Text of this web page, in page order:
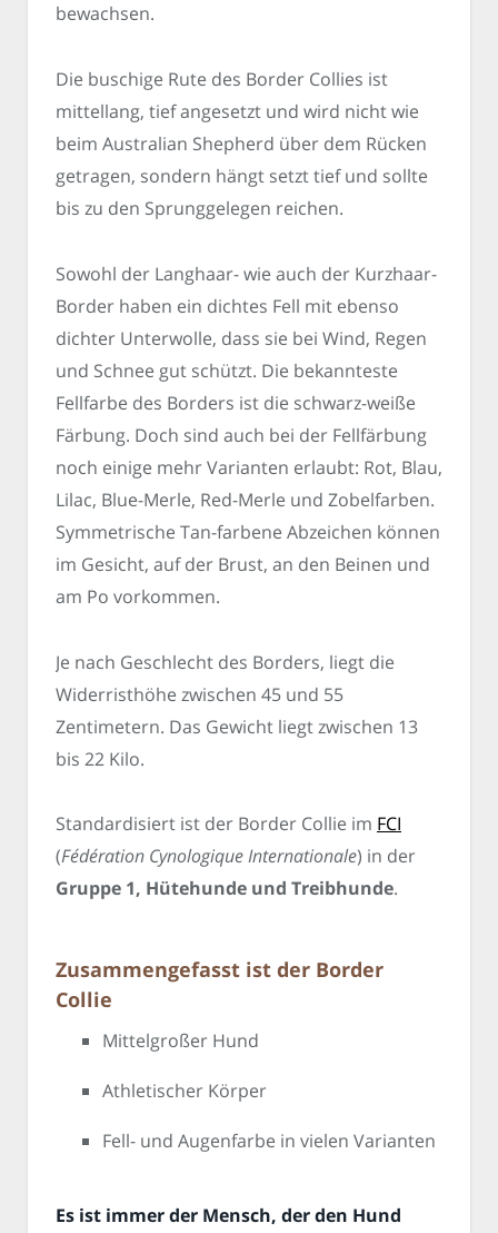
bewachsen.
Die buschige Rute des Border Collies ist
mittellang, tief angesetzt und wird nicht wie
beim Australian Shepherd über dem Rücken
getragen, sondern hängt setzt tief und sollte
bis zu den Sprunggelegen reichen.
Sowohl der Langhaar- wie auch der Kurzhaar-
Border haben ein dichtes Fell mit ebenso
dichter Unterwolle, dass sie bei Wind, Regen
und Schnee gut schützt. Die bekannteste
Fellfarbe des Borders ist die schwarz-weiße
Färbung. Doch sind auch bei der Fellfärbung
noch einige mehr Varianten erlaubt: Rot, Blau,
Lilac, Blue-Merle, Red-Merle und Zobelfarben.
Symmetrische Tan-farbene Abzeichen können
im Gesicht, auf der Brust, an den Beinen und
am Po vorkommen.
Je nach Geschlecht des Borders, liegt die
Widerristhöhe zwischen 45 und 55
Zentimetern. Das Gewicht liegt zwischen 13
bis 22 Kilo.
Standardisiert ist der Border Collie im FCI
(Fédération Cynologique Internationale) in der
Gruppe 1, Hütehunde und Treibhunde.
Zusammengefasst ist der Border
Collie
Mittelgroßer Hund
Athletischer Körper
Fell- und Augenfarbe in vielen Varianten
Es ist immer der Mensch, der den Hund